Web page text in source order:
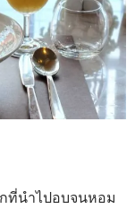
ที่นำไปอบจนหอม